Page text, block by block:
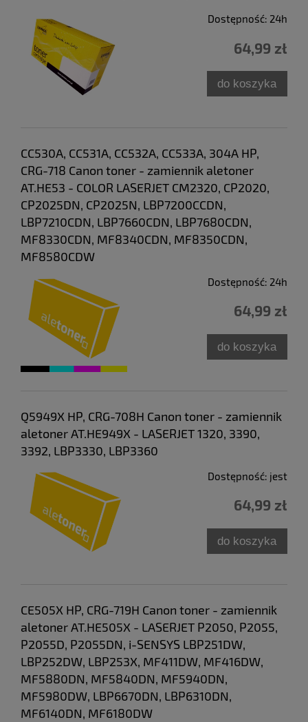
Dostępność: 24h
64,99 zł
do koszyka
CC530A, CC531A, CC532A, CC533A, 304A HP,
CRG-718 Canon toner - zamiennik aletoner
AT.HE53 - COLOR LASERJET CM2320, CP2020,
CP2025DN, CP2025N, LBP7200CCDN,
LBP7210CDN, LBP7660CDN, LBP7680CDN,
MF8330CDN, MF8340CDN, MF8350CDN,
MF8580CDW
Dostępność: 24h
64,99 zł
do koszyka
Q5949X HP, CRG-708H Canon toner - zamiennik
aletoner AT.HE949X - LASERJET 1320, 3390,
3392, LBP3330, LBP3360
Dostępność: jest
64,99 zł
do koszyka
CE505X HP, CRG-719H Canon toner - zamiennik
aletoner AT.HE505X - LASERJET P2050, P2055,
P2055D, P2055DN, i-SENSYS LBP251DW,
LBP252DW, LBP253X, MF411DW, MF416DW,
MF5880DN, MF5840DN, MF5940DN,
MF5980DW, LBP6670DN, LBP6310DN,
MF6140DN, MF6180DW